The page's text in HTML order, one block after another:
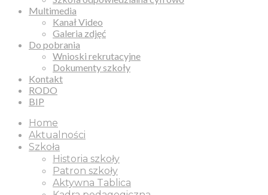
Multimedia
Kanał Video
Galeria zdjęć
Do pobrania
Wnioski rekrutacyjne
Dokumenty szkoły
Kontakt
RODO
BIP
Home
Aktualności
Szkoła
Historia szkoły
Patron szkoły
Aktywna Tablica